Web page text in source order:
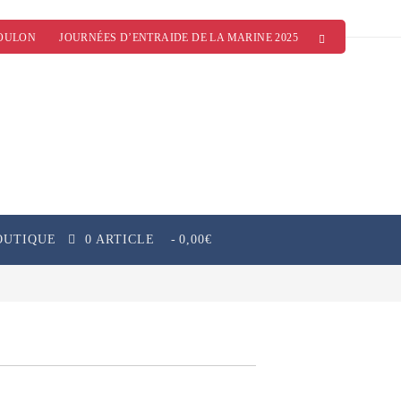
JOURNÉES D’ENTRAIDE DE LA MARINE 2025
0 ARTICLE 0,00€